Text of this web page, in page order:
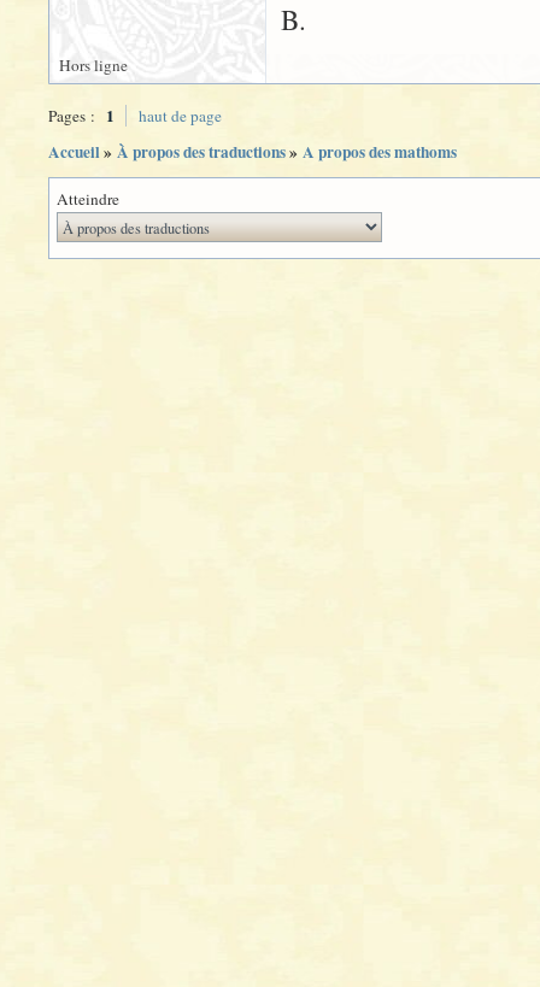
B.
Hors ligne
Pages : 1 haut de page
Accueil» À propos des traductions» A propos des mathoms
Atteindre